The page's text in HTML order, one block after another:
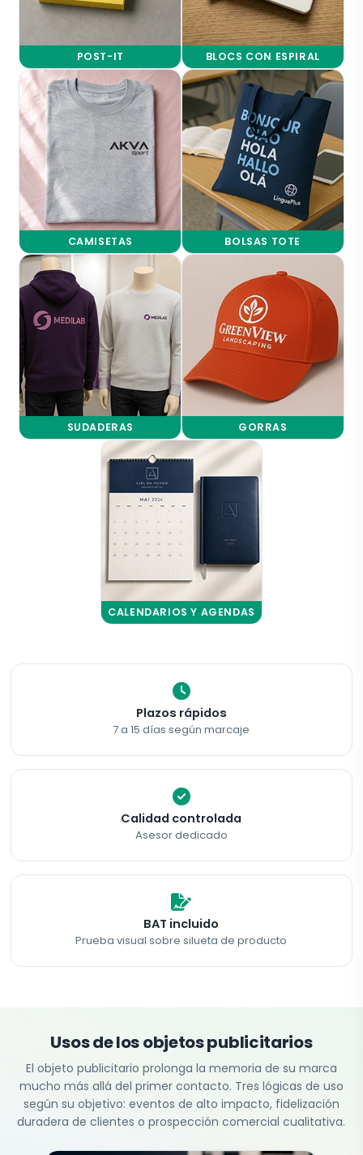
POST-IT BLOCS CON ESPIRAL
CAMISETAS BOLSAS TOTE
SUDADERAS GORRAS
CALENDARIOS Y AGENDAS
Plazos rápidos
7 a 15 días según marcaje
Calidad controlada
Asesor dedicado
BAT incluido
Prueba visual sobre silueta de producto
Usos de los objetos publicitarios
El objeto publicitario prolonga la memoria de su marca
mucho más allá del primer contacto. Tres lógicas de uso
según su objetivo: eventos de alto impacto, fidelización
duradera de clientes o prospección comercial cualitativa.